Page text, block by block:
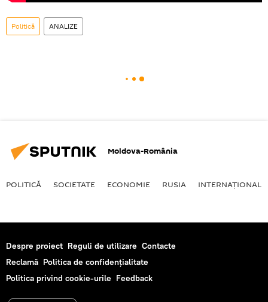
Politică ANALIZE
Moldova-România
POLITICĂ SOCIETATE ECONOMIE RUSIA INTERNAŢIONAL
Despre proiect Reguli de utilizare Contacte
Reclamă Politica de confidențialitate
Politica privind cookie-urile Feedback